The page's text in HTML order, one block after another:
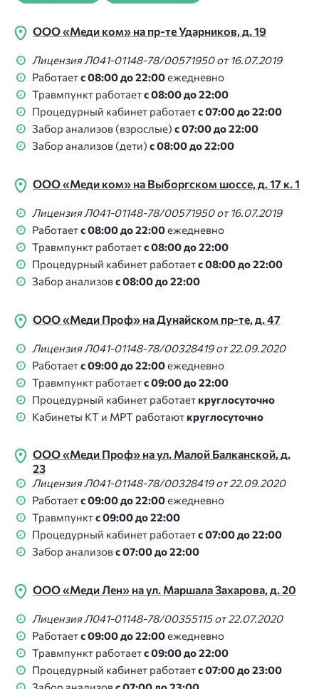
ООО «Меди ком» на пр-те Ударников, д. 19
Лицензия Л041-01148-78/00571950 от 16.07.2019
Работаетс 08:00 до 22:00ежедневно
Травмпункт работаетс 08:00 до 22:00
Процедурный кабинет работаетс 07:00 до 22:00
Забор анализов (взрослые) с 07:00 до 22:00
Забор анализов (дети) с 08:00 до 22:00
ООО «Меди ком» на Выборгском шоссе, д. 17 к. 1
Лицензия Л041-01148-78/00571950 от 16.07.2019
Работаетс 08:00 до 22:00ежедневно
Травмпункт работаетс 08:00 до 22:00
Процедурный кабинет работаетс 08:00 до 22:00
Забор анализовс 08:00 до 22:00
ООО «Меди Проф» на Дунайском пр-те, д. 47
Лицензия Л041-01148-78/00328419 от 22.09.2020
Работаетс 09:00 до 22:00ежедневно
Травмпункт работаетс 09:00 до 22:00
Процедурный кабинет работаеткруглосуточно
Кабинеты КТ и МРТ работаюткруглосуточно
ООО «Меди Проф» на ул. Малой Балканской, д.
23
Лицензия Л041-01148-78/00328419 от 22.09.2020
Работаетс 09:00 до 22:00ежедневно
Травмпунктс 09:00 до 22:00
Процедурный кабинет работаетс 07:00 до 22:00
Забор анализовс 07:00 до 22:00
ООО «Меди Лен» на ул. Маршала Захарова, д. 20
Лицензия Л041-01148-78/00355115 от 22.07.2020
Работаетс 09:00 до 22:00ежедневно
Травмпункт работаетс 09:00 до 22:00
Процедурный кабинет работаетс 07:00 до 23:00